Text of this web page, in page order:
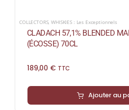
COLLECTORS,WHISKIES : Les Exceptionnels
CLADACH 57,1% BLENDED
(ÉCOSSE) 70CL
189,00 € TTC
Ajouter au